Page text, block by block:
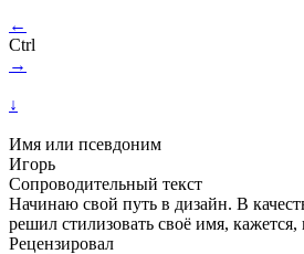
←
Ctrl
→
↓
Имя или псевдоним
Игорь
Сопроводительный текст
Начинаю свой путь в дизайн. В
решил стилизовать своё имя,
Рецензировал